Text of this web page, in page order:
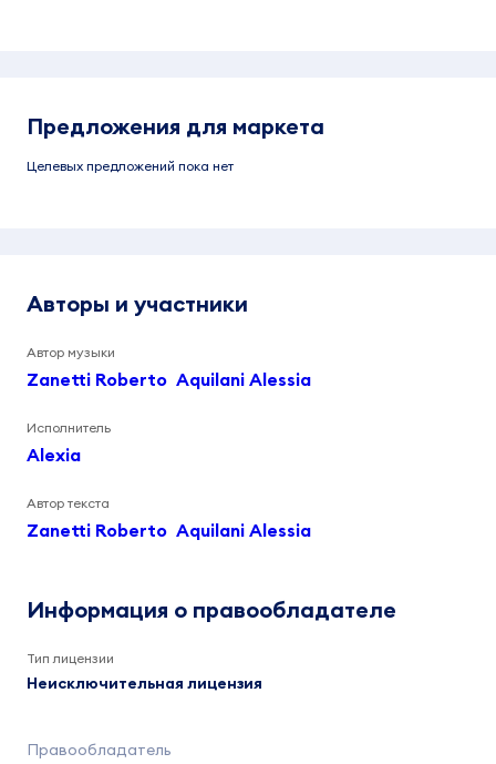
Предложения для маркета
Целевых предложений пока нет
Авторы и участники
Автор музыки
Zanetti Roberto Aquilani Alessia
Исполнитель
Alexia
Автор текста
Zanetti Roberto Aquilani Alessia
Информация о правообладателе
Тип лицензии
Неисключительная лицензия